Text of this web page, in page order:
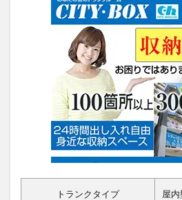
トランクタイプ 屋